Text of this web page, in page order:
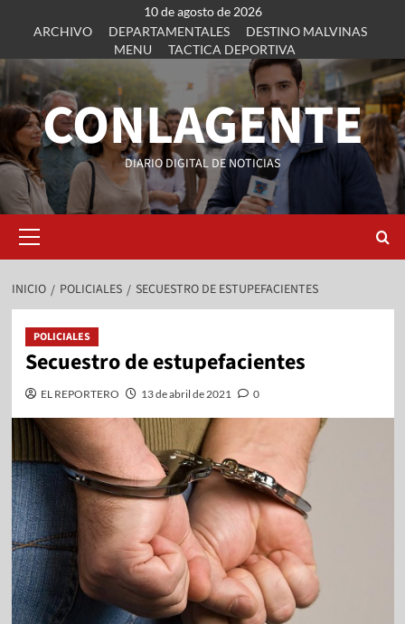
10 de agosto de 2026
ARCHIVO
DEPARTAMENTALES
DESTINO MALVINAS
MENU
TACTICA DEPORTIVA
CONLAGENTE
DIARIO DIGITAL DE NOTICIAS
INICIO POLICIALES SECUESTRO DE ESTUPEFACIENTES
POLICIALES
Secuestro de estupefacientes
EL REPORTERO 13 de abril de 2021 0